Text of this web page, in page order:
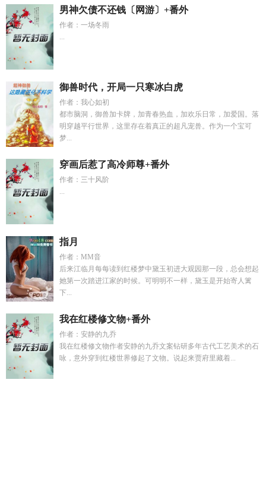
男神欠债不还钱〔网游〕+番外
作者：一场冬雨
...
御兽时代，开局一只寒冰白虎
作者：我心如初
都市脑洞，御兽加卡牌，加青春热血，加欢乐日常，加爱国。落
明穿越平行世界，这里存在着真正的超凡宠兽。作为一个宝可
梦...
穿画后惹了高冷师尊+番外
作者：三十风阶
...
指月
作者：MM音
后来江临月每每读到红楼梦中黛玉初进大观园那一段，总会想起
她第一次踏进江家的时候。可明明不一样，黛玉是开始寄人篱
下...
我在红楼修文物+番外
作者：安静的九乔
我在红楼修文物作者安静的九乔文案钻研多年古代工艺美术的石
咏，意外穿到红楼世界修起了文物。说起来贾府里藏着...